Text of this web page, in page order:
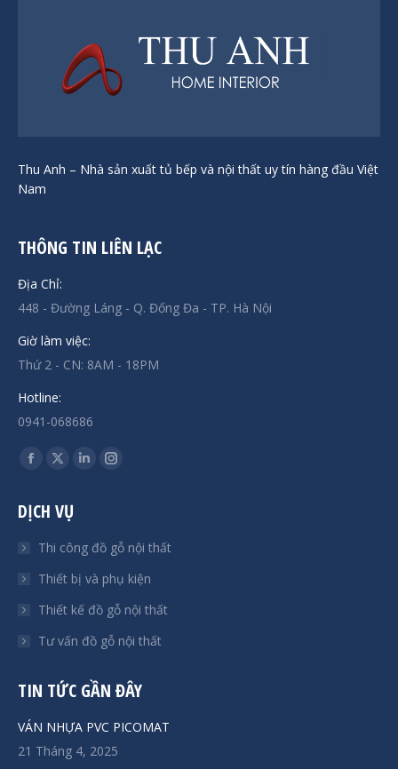
Thu Anh – Nhà sản xuất tủ bếp và nội thất uy tín hàng đầu Việt
Nam
THÔNG TIN LIÊN LẠC
Địa Chỉ:
448 - Đường Láng - Q. Đống Đa - TP. Hà Nội
Giờ làm việc:
Thứ 2 - CN: 8AM - 18PM
Hotline:
0941-068686
Find us on:
Facebook
opens
window
X
opens
window
Linkedin
new
window
Instagram
new
window
DỊCH VỤ
Thi công đồ gỗ nội thất
Thiết bị và phụ kiện
Thiết kế đồ gỗ nội thất
Tư vấn đồ gỗ nội thất
TIN TỨC GẦN ĐÂY
VÁN NHỰA PVC PICOMAT
21 Tháng 4, 2025